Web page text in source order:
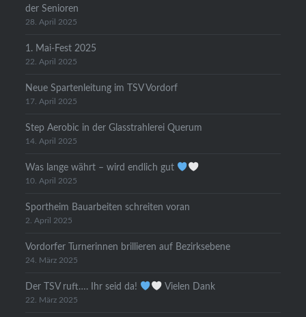
der Senioren
28. April 2025
1. Mai-Fest 2025
22. April 2025
Neue Spartenleitung im TSV Vordorf
17. April 2025
Step Aerobic in der Glasstrahlerei Querum
14. April 2025
Was lange währt – wird endlich gut
10. April 2025
Sportheim Bauarbeiten schreiten voran
2. April 2025
Vordorfer Turnerinnen brillieren auf Bezirksebene
24. März 2025
Der TSV ruft…. Ihr seid da! Vielen Dank
22. März 2025